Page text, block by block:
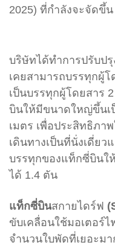
2025) ที่กำลังจะจัดขึ้
บริษัทได้ทำการปรับป
เคยสามารถบรรทุกผู้
เป็นบรรทุกผู้โดยสาร
บินให้มีขนาดใหญ่ขึ้นเ
เมตร เพื่อประสิทธิภา
เดินทางเป็นที่นั่งเดี่ย
บรรทุกของแท็กซี่บินใ
ได้ 1.4 ตัน
แท็กซี่บินสกายไดร์ฟ
ขับเคลื่อนใช้มอเตอร์
จำนวนใบพัดที่เยอะม